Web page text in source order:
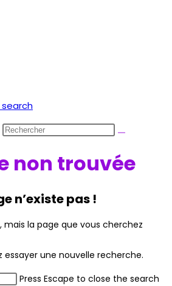
non trouvée
n’existe pas !
mais la page que vous cherchez
une nouvelle recherche.
Press Escape to close the search